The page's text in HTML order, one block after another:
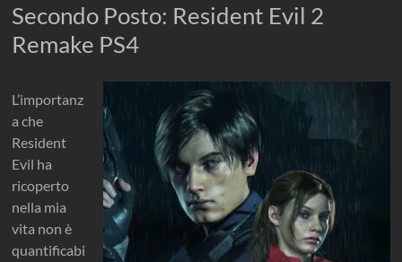
Secondo Posto: Resident Evil 2
Remake PS4
L’importanz
a che
Resident
Evil ha
ricoperto
nella mia
vita non è
quantificabi